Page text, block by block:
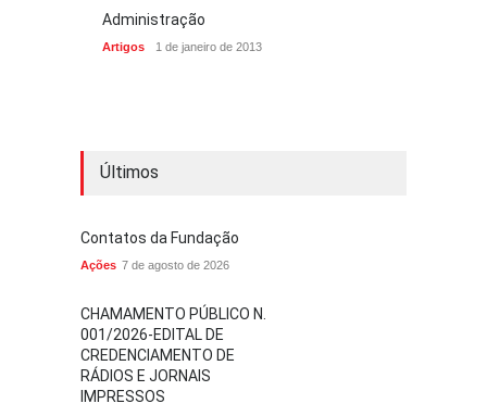
Administração
Artigos 1 de janeiro de 2013
Últimos
Contatos da Fundação
Ações 7 de agosto de 2026
CHAMAMENTO PÚBLICO N.
001/2026-EDITAL DE
CREDENCIAMENTO DE
RÁDIOS E JORNAIS
IMPRESSOS